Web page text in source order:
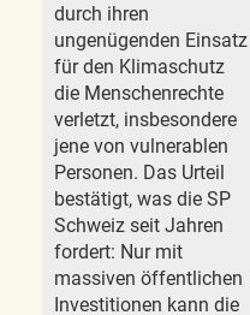
durch ihren
ungenügenden Einsatz
für den Klimaschutz
die Menschenrechte
verletzt, insbesondere
jene von vulnerablen
Personen. Das Urteil
bestätigt, was die SP
Schweiz seit Jahren
fordert: Nur mit
massiven öffentlichen
Investitionen kann die